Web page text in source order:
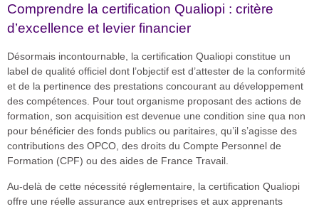
Comprendre la certification Qualiopi : critère
d’excellence et levier financier
Désormais incontournable, la certification Qualiopi constitue un
label de qualité officiel dont l’objectif est d’attester de la conformité
et de la pertinence des prestations concourant au développement
des compétences. Pour tout organisme proposant des actions de
formation, son acquisition est devenue une condition sine qua non
pour bénéficier des fonds publics ou paritaires, qu’il s’agisse des
contributions des OPCO, des droits du Compte Personnel de
Formation (CPF) ou des aides de France Travail.
Au-delà de cette nécessité réglementaire, la certification Qualiopi
offre une réelle assurance aux entreprises et aux apprenants